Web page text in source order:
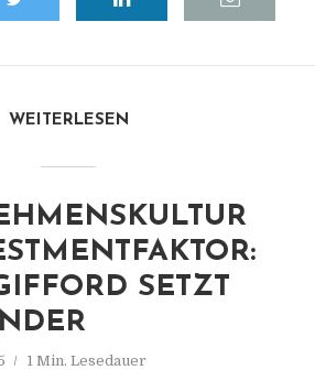
WEITERLESEN
SETZT
1 Min. Lesedauer